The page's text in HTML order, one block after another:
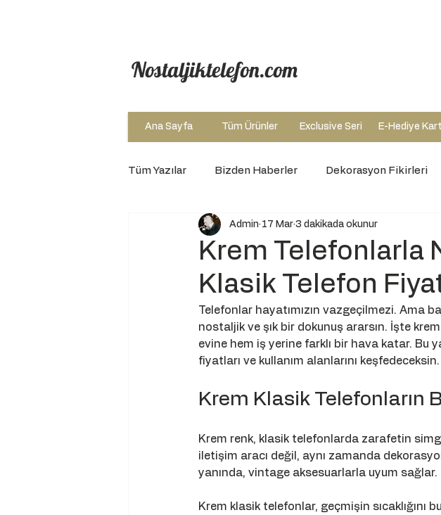
Nostaljiktelefon.com
Ana Sayfa Tüm Ürünler Exclusive Seri E-Hediye
Tüm Yazılar Bizden Haberler Dekorasyon Fikirleri
Krem Telefonlarla
Klasik Telefon
Admin 17 Mar 3 dakikada okunur
Telefonlar hayatımızın vazgeçilmezi. Ama
nostaljik ve şık bir dokunuş ararsın. İşte
evine hem iş yerine farklı bir hava katar. Bu
fiyatları ve kullanım alanlarını keşfedeceksin.
Krem Klasik Telefonların
Krem renk, klasik telefonlarda zarafetin
iletişim aracı değil, aynı zamanda
yanında, vintage aksesuarlarla uyum sağlar.
Krem klasik telefonlar, geçmişin sıcaklığını